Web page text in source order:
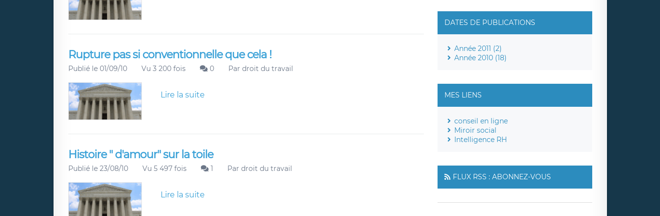
Rupture pas si conventionnelle que cela !
Publié le 01/09/10 Vu 3 200 fois 0 Par droit du travail
Lire la suite
Histoire " d'amour" sur la toile
Publié le 23/08/10 Vu 5 497 fois 1 Par droit du travail
Lire la suite
DATES DE PUBLICATIONS
Année 2011 (2)
Année 2010 (18)
MES LIENS
conseil en ligne
Miroir social
Intelligence RH
FLUX RSS : ABONNEZ-VOUS